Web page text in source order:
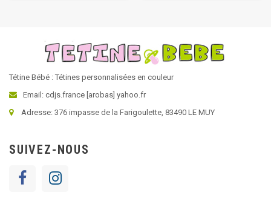
Tétine Bébé : Tétines personnalisées en couleur
Email: cdjs.france [arobas] yahoo.fr
Adresse: 376 impasse de la Farigoulette, 83490 LE MUY
SUIVEZ-NOUS